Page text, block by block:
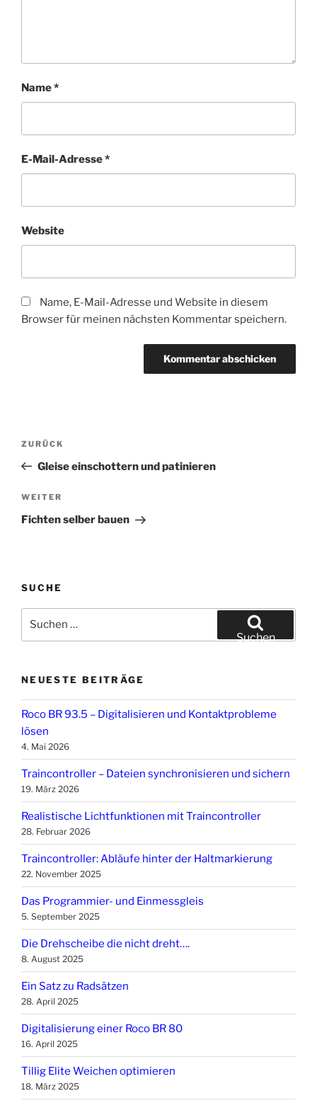
Name*
E-Mail-Adresse*
Website
Name, E-Mail-Adresse und Website in diesem
Browser für meinen nächsten Kommentar speichern.
Beitragsnavigation
Vorheriger
Beitrag
ZURÜCK
Gleise einschottern und patinieren
Nächster
Beitrag
WEITER
Fichten selber bauen
SUCHE
nach:
Suchen
NEUESTE BEITRÄGE
Roco BR 93.5 – Digitalisieren und Kontaktprobleme
lösen
4. Mai 2026
Traincontroller – Dateien synchronisieren und sichern
19. März 2026
Realistische Lichtfunktionen mit Traincontroller
28. Februar 2026
Traincontroller: Abläufe hinter der Haltmarkierung
22. November 2025
Das Programmier- und Einmessgleis
5. September 2025
Die Drehscheibe die nicht dreht….
8. August 2025
Ein Satz zu Radsätzen
28. April 2025
Digitalisierung einer Roco BR 80
16. April 2025
Tillig Elite Weichen optimieren
18. März 2025